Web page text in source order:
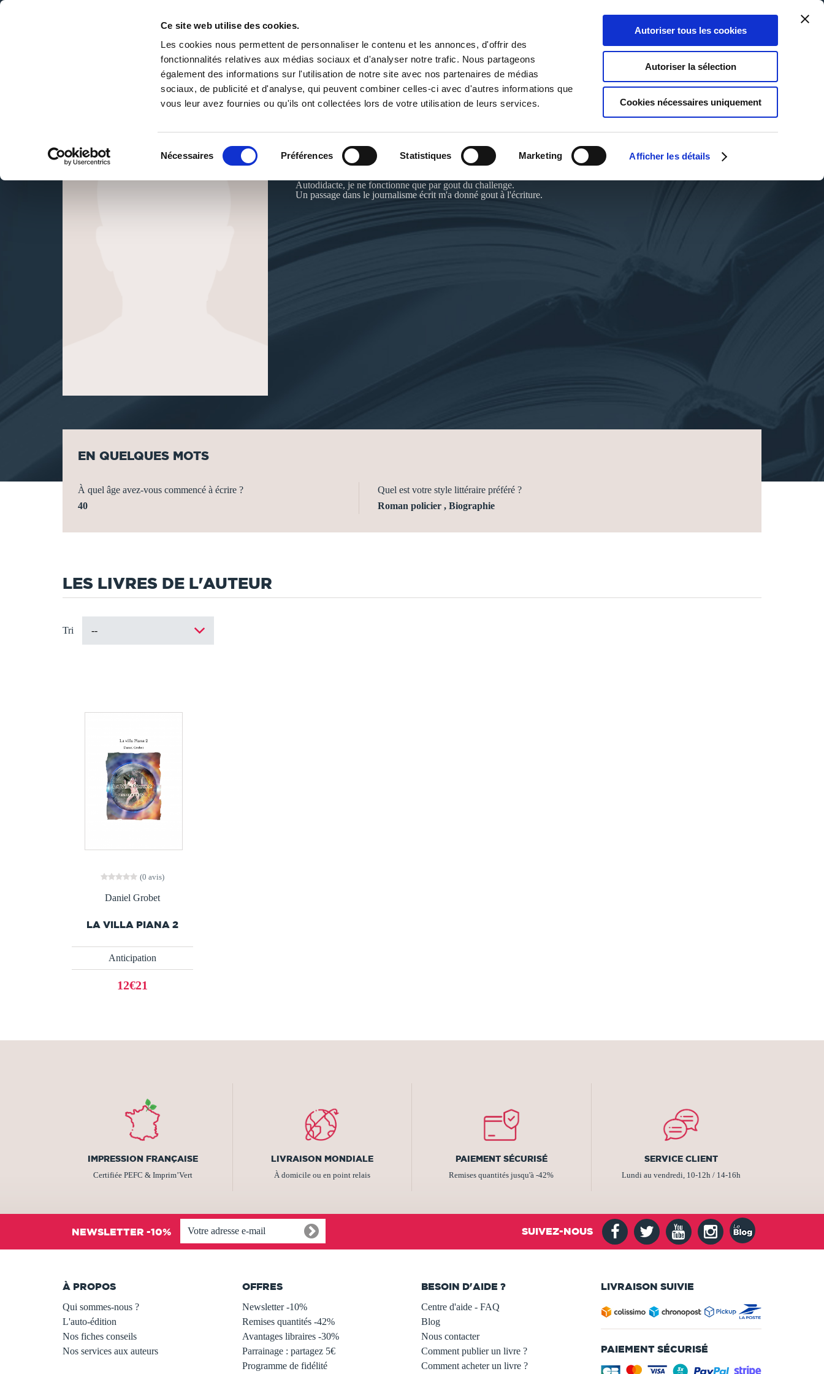
Ce site web utilise des cookies.
Les cookies nous permettent de personnaliser le contenu et les annonces, d'offrir des
fonctionnalités relatives aux médias sociaux et d'analyser notre trafic. Nous partageons
également des informations sur l'utilisation de notre site avec nos partenaires de médias
sociaux, de publicité et d'analyse, qui peuvent combiner celles-ci avec d'autres informations que
vous leur avez fournies ou qu'ils ont collectées lors de votre utilisation de leurs services.
Nécessaires Préférences Statistiques Marketing Afficher les détails
Autoriser tous les cookies
Autoriser la sélection
Cookies nécessaires uniquement
DE LA PAGE BLANCHE... AU BEST SELLER
0
Panier
0
Ma liste
Connexion
PUBLIER UN LIVRE LIBRAIRIE
DANIEL GROBET
Autodidacte, je ne fonctionne que par gout du challenge.
Un passage dans le journalisme écrit m'a donné gout à l'écriture.
EN QUELQUES MOTS
À quel âge avez-vous commencé à écrire ?
40
Quel est votre style littéraire préféré ?
Roman policier , Biographie
LES LIVRES DE L'AUTEUR
Tri
(0 avis)
Daniel Grobet
LA VILLA PIANA 2
Anticipation
12€21
IMPRESSION FRANÇAISE
Certifiée PEFC & Imprim’Vert
LIVRAISON MONDIALE
À domicile ou en point relais
PAIEMENT SÉCURISÉ
Remises quantités jusqu'à -42%
SERVICE CLIENT
Lundi au vendredi, 10-12h / 14-16h
NEWSLETTER -10% SUIVEZ-NOUS
À PROPOS
Qui sommes-nous ?
L'auto-édition
Nos fiches conseils
Nos services aux auteurs
OFFRES
Newsletter -10%
Remises quantités -42%
Avantages libraires -30%
Parrainage : partagez 5€
Programme de fidélité
BESOIN D'AIDE ?
Centre d'aide - FAQ
Blog
Nous contacter
Comment publier un livre ?
Comment acheter un livre ?
LIVRAISON SUIVIE
PAIEMENT SÉCURISÉ